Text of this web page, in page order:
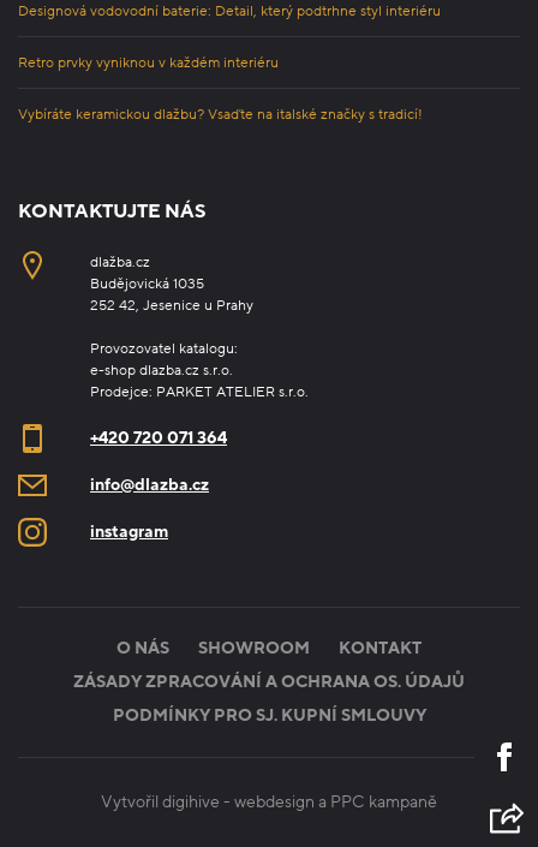
Designová vodovodní baterie: Detail, který podtrhne styl interiéru
Retro prvky vyniknou v každém interiéru
Vybíráte keramickou dlažbu? Vsaďte na italské značky s tradicí!
KONTAKTUJTE NÁS
dlažba.cz
Budějovická 1035
252 42, Jesenice u Prahy
Provozovatel katalogu:
e-shop dlazba.cz s.r.o.
Prodejce: PARKET ATELIER s.r.o.
+420 720 071 364
info@dlazba.cz
instagram
O NÁS SHOWROOM
KONTAKT
ZÁSADY ZPRACOVÁNÍ A OCHRANA OS. ÚDAJŮ
PODMÍNKY PRO SJ. KUPNÍ SMLOUVY
Vytvořil digihive - webdesign a PPC kampaně